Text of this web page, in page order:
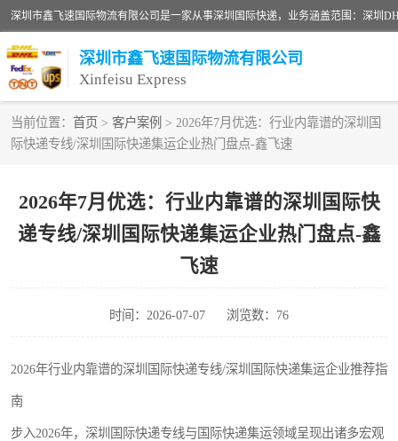
深圳市鑫飞速国际物流有限公司
Xinfeisu Express
当前位置： 首页 > 客户案例 > 2026年7月优选：行业内靠谱的深圳国
际快递专线/深圳国际快递集运企业热门盘点-鑫飞速
2026年7月优选：行业内靠谱的深圳国际快
递专线/深圳国际快递集运企业热门盘点-鑫
飞速
时间：2026-07-07 浏览数：76
2026年行业内靠谱的深圳国际快递专线/深圳国际快递集运企业推荐指
南
步入2026年，深圳国际快递专线与国际快递集运领域呈现出诸多宏观
联邦快递
俄罗斯快递
深圳DHL国际快递
DHL国际快递电话